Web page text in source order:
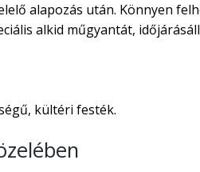
alapozás után. Könnyen
alkid műgyantát,
kültéri festék.